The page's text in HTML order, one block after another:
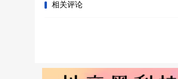
相关评论